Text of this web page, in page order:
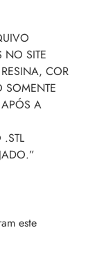
NO SITE
COR
SOMENTE
A
este